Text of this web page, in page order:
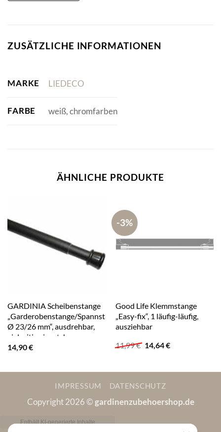
ZUSÄTZLICHE INFORMATIONEN
MARKE LIEDECO
FARBE weiß, chromfarben
ÄHNLICHE PRODUKTE
GARDINIA Scheibenstange
„Garderobenstange/Spannstange
Ø 23/26 mm“, ausdrehbar,
vielseitig einsetzbar
14,90€
-3%
Good Life Klemmstange
„Easy-fix“, 1 läufig-läufig,
ausziehbar
11,99€ Ursprünglicher
Preis
14,64€Aktueller
IMPRESSUM DATENSCHUTZ
Copyright 2026 © gardinenzubehoershop.de